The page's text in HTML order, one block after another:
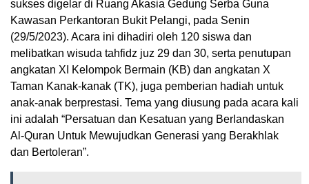
sukses digelar di Ruang Akasia Gedung Serba Guna
Kawasan Perkantoran Bukit Pelangi, pada Senin
(29/5/2023). Acara ini dihadiri oleh 120 siswa dan
melibatkan wisuda tahfidz juz 29 dan 30, serta penutupan
angkatan XI Kelompok Bermain (KB) dan angkatan X
Taman Kanak-kanak (TK), juga pemberian hadiah untuk
anak-anak berprestasi. Tema yang diusung pada acara kali
ini adalah “Persatuan dan Kesatuan yang Berlandaskan
Al-Quran Untuk Mewujudkan Generasi yang Berakhlak
dan Bertoleran”.